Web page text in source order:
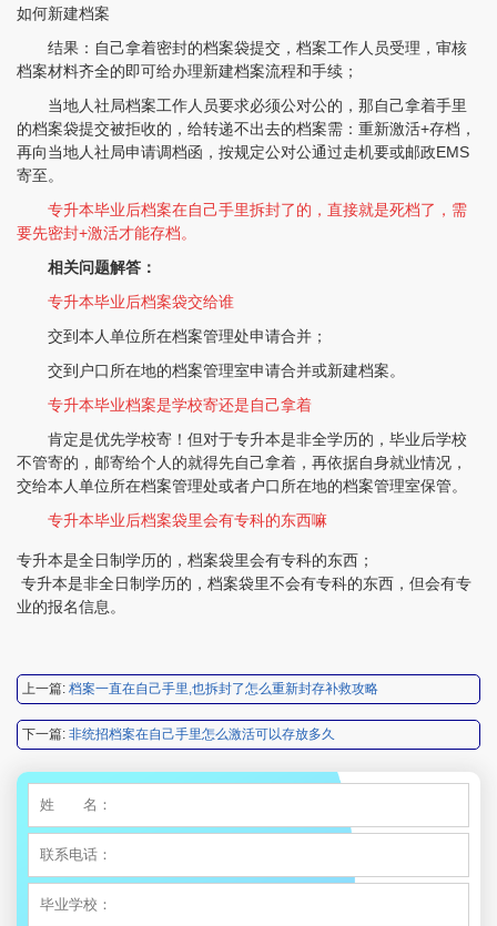
如何新建档案
结果：自己拿着密封的档案袋提交，档案工作人员受理，审核
档案材料齐全的即可给办理新建档案流程和手续；
当地人社局档案工作人员要求必须公对公的，那自己拿着手里
的档案袋提交被拒收的，给转递不出去的档案需：重新激活+存档，
再向当地人社局申请调档函，按规定公对公通过走机要或邮政EMS
寄至。
专升本毕业后档案在自己手里拆封了的，直接就是死档了，需
要先密封+激活才能存档。
相关问题解答：
专升本毕业后档案袋交给谁
交到本人单位所在档案管理处申请合并；
交到户口所在地的档案管理室申请合并或新建档案。
专升本毕业档案是学校寄还是自己拿着
肯定是优先学校寄！但对于专升本是非全学历的，毕业后学校
不管寄的，邮寄给个人的就得先自己拿着，再依据自身就业情况，
交给本人单位所在档案管理处或者户口所在地的档案管理室保管。
专升本毕业后档案袋里会有专科的东西嘛
专升本是全日制学历的，档案袋里会有专科的东西；
专升本是非全日制学历的，档案袋里不会有专科的东西，但会有专
业的报名信息。
上一篇: 档案一直在自己手里,也拆封了怎么重新封存补救攻略
下一篇: 非统招档案在自己手里怎么激活可以存放多久
程女士 134****3518 【申请成功】
王小姐 181****2354
李先生 137****1923 【申请成功】
程女士 136****3253
王小姐 185****2848 【申请成功】
陈先生 189****1098 【申请成功】
程女士 134****3518